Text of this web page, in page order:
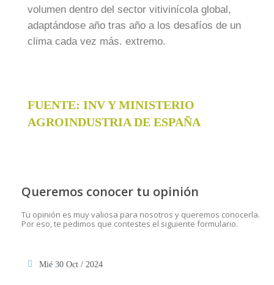
volumen dentro del sector vitivinícola global,
adaptándose año tras año a los desafíos de un
clima cada vez más. extremo.
FUENTE: INV Y MINISTERIO
AGROINDUSTRIA DE ESPAÑA
Queremos conocer tu opinión
Tu opinión es muy valiosa para nosotros y queremos conocerla.
Por eso, te pedimos que contestes el siguiente formulario.
Mié 30 Oct / 2024